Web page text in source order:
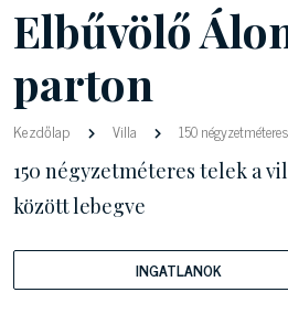
Elbűvölő
parton
Kezdőlap Villa 150
150 négyzetméteres telek a
között lebegve
INGATLANOK